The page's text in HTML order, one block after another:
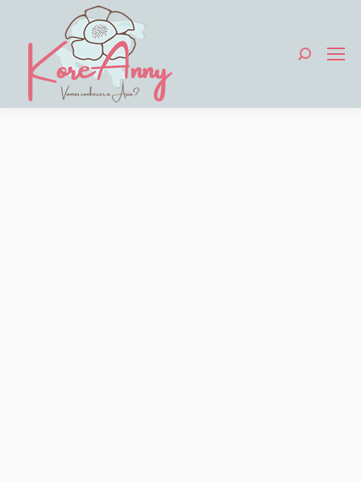
Search: